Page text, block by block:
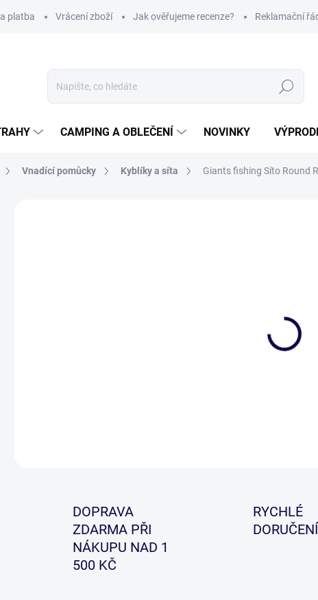
platba Vrácení zboží Jak ověřujeme recenze? Reklamační
Hledat
CAMPING A OBLEČENÍ NOVINKY
Vnadící pomůcky Kyblíky a síta Giants fishing Síto Round
DOPRAVA
ZDARMA PŘI
NÁKUPU NAD 1
500 KČ
RYCHLÉ
DORUČENÍ